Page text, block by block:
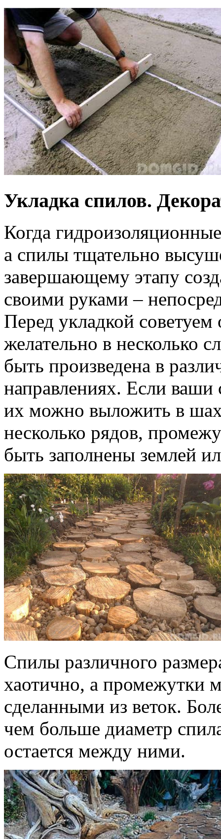
Укладка спилов.
Когда
а спилы тщательно
завершающему этапу
своими руками –
Перед укладкой
желательно в несколько
быть произведена в
направлениях. Если
их можно выложить в
несколько рядов,
быть заполнены землей
Спилы различного
хаотично, а промежутки
сделанными из веток.
чем больше диаметр
остается между ними.